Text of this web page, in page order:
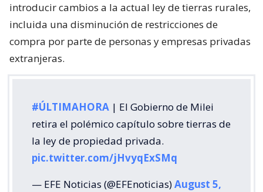
introducir cambios a la actual ley de tierras rurales,
incluida una disminución de restricciones de
compra por parte de personas y empresas privadas
extranjeras.
#ÚLTIMAHORA | El Gobierno de Milei
retira el polémico capítulo sobre tierras de
la ley de propiedad privada.
pic.twitter.com/jHvyqExSMq
— EFE Noticias (@EFEnoticias)August 5,